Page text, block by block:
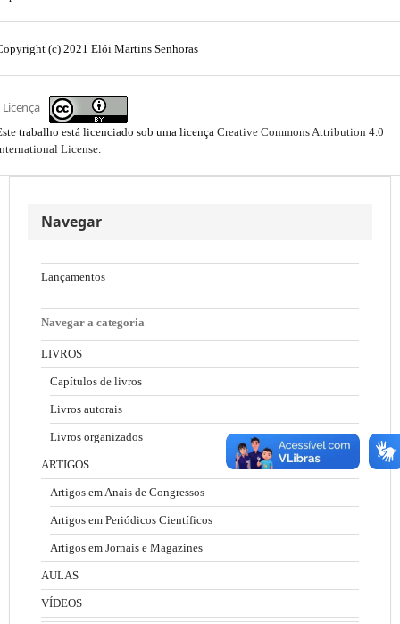
(c) 2021 Elói Martins Senhoras
Licença
trabalho está licenciado sob uma licença Creative Commons Attribution 4.0
License
Navegar
Lançamentos
Navegar a categoria
LIVROS
Capítulos de livros
Livros autorais
Livros organizados
ARTIGOS
Artigos em Anais de Congressos
Artigos em Periódicos Científicos
Artigos em Jornais e Magazines
AULAS
VÍDEOS